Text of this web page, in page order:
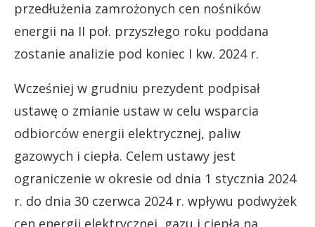
przedłużenia zamrożonych cen nośników
energii na II poł. przyszłego roku poddana
zostanie analizie pod koniec I kw. 2024 r.
Wcześniej w grudniu prezydent podpisał
ustawę o zmianie ustaw w celu wsparcia
odbiorców energii elektrycznej, paliw
gazowych i ciepła. Celem ustawy jest
ograniczenie w okresie od dnia 1 stycznia 2024
r. do dnia 30 czerwca 2024 r. wpływu podwyżek
cen energii elektrycznej, gazu i ciepła na